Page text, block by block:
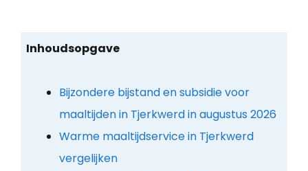
Inhoudsopgave
Bijzondere bijstand en subsidie voor
maaltijden in Tjerkwerd in augustus 2026
Warme maaltijdservice in Tjerkwerd
vergelijken